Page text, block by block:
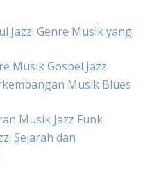
Jazz: Genre Musik yang
Musik Gospel Jazz
Musik Blues
Musik Jazz Funk
Sejarah dan